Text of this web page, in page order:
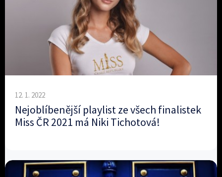
12. 1. 2022
Nejoblíbenější playlist ze všech finalistek
Miss ČR 2021 má Niki Tichotová!